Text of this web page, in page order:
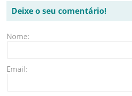
Deixe o seu comentário!
Nome:
Email: